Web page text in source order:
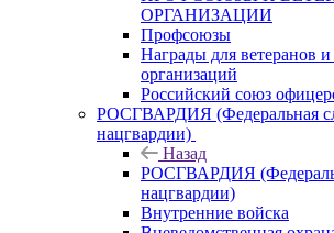
ОРГАНИЗАЦИИ
Профсоюзы
Награды для ветеранов и
организаций
Российский союз
РОСГВАРДИЯ (Федеральная
нацгвардии)
Назад
РОСГВАРДИЯ
нацгвардии)
Внутренние войска